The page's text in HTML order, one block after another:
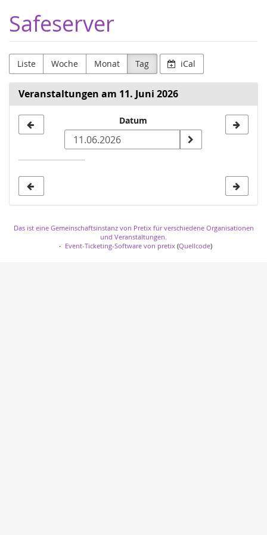
Haupt-
Inhalt
Safeserver
Liste Woche Monat Tag iCal
Veranstaltungen am 11. Juni 2026
zur
Anzeige
Datum
Das ist eine Gemeinschaftsinstanz von Pretix für verschiedene Organisationen
und Veranstaltungen.
Event-Ticketing-Software von pretix(Quellcode)